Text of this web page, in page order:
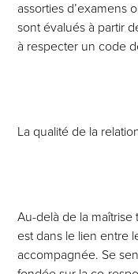
assorties d’examens
sont évalués à partir
à respecter un code
La qualité de la
Au-delà de la
est dans le lien entre
accompagnée. Se